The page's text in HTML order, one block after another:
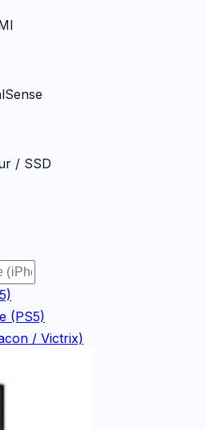
/ SSD
(PS5)
/ Victrix)